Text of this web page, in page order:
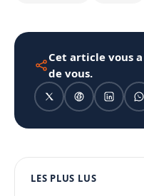
Cet article vous
de vous.
PUBLICITÉ
LES PLUS LUS